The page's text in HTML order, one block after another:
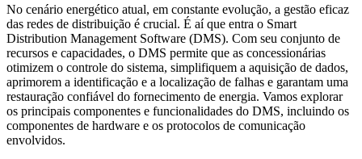
No cenário energético atual, em constante evolução, a gestão eficaz
das redes de distribuição é crucial. É aí que entra o Smart
Distribution Management Software (DMS). Com seu conjunto de
recursos e capacidades, o DMS permite que as concessionárias
otimizem o controle do sistema, simplifiquem a aquisição de dados,
aprimorem a identificação e a localização de falhas e garantam uma
restauração confiável do fornecimento de energia. Vamos explorar
os principais componentes e funcionalidades do DMS, incluindo os
componentes de hardware e os protocolos de comunicação
envolvidos.